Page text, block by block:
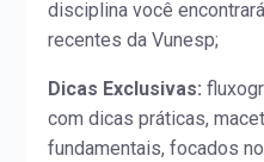
disciplina você
recentes da Vunesp;
Dicas Exclusivas:
com dicas práticas,
fundamentais, focados